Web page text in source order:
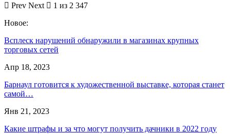
Prev Next
1 из 2 347
Новое:
Всплеск нарушений обнаружили в магазинах крупных
торговых сетей
Апр 18, 2023
Барнаул готовится к художественной выставке, которая станет
самой…
Янв 21, 2023
Какие штрафы и за что могут получить дачники в 2022 году